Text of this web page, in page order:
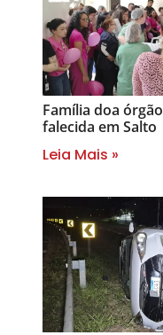
Família doa
falecida em Salto
Leia Mais »